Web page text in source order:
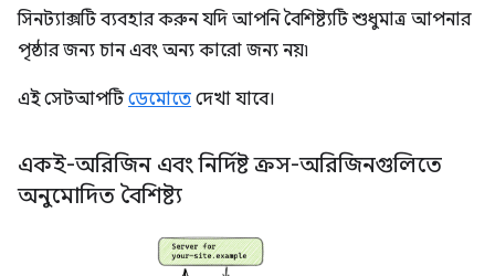
সিনট্যাক্সটি ব্যবহার করুন যদি আপনি বৈশিষ্ট্যটি শুধুমাত্র আপনার
পৃষ্ঠার জন্য চান এবং অন্য কারো জন্য নয়৷
এই সেটআপটিডেমোতে দেখা যাবে।
একই-অরিজিন এবং নির্দিষ্ট ক্রস-অরিজিনগুলিতে
অনুমোদিত বৈশিষ্ট্য